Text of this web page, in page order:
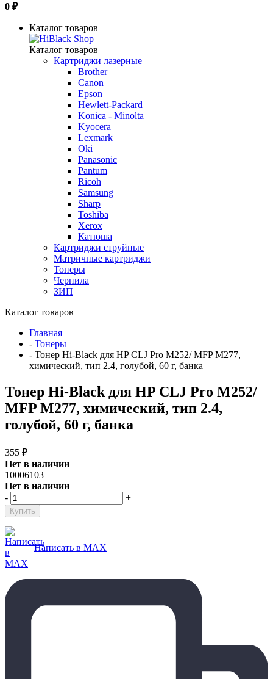
0 ₽
Каталог товаров
Каталог товаров
Картриджи лазерные
Brother
Canon
Epson
Hewlett-Packard
Konica - Minolta
Kyocera
Lexmark
Oki
Panasonic
Pantum
Ricoh
Samsung
Sharp
Toshiba
Xerox
Катюша
Картриджи струйные
Матричные картриджи
Тонеры
Чернила
ЗИП
Каталог товаров
Главная
- Тонеры
- Тонер Hi-Black для HP CLJ Pro M252/ MFP M277,
химический, тип 2.4, голубой, 60 г, банка
Тонер Hi-Black для HP CLJ Pro M252/
MFP M277, химический, тип 2.4,
голубой, 60 г, банка
355 ₽
Нет в наличии
10006103
Нет в наличии
-
+
Написать в MAX